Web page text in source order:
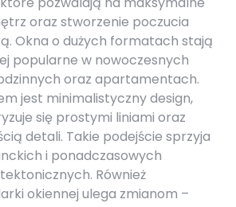
oraz stworzenie poczucia
Okna o dużych formatach stają
popularne w nowoczesnych
oraz apartamentach.
jest minimalistyczny design,
się prostymi liniami oraz
detali. Takie podejście sprzyja
i ponadczasowych
Również
okiennej ulega zmianom –